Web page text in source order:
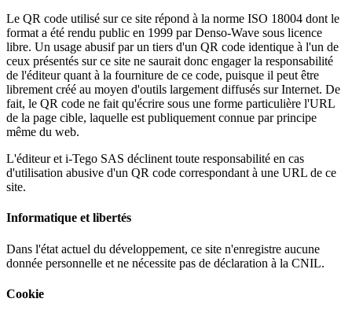
Le QR code utilisé sur ce site répond à la norme ISO 18004 dont le
format a été rendu public en 1999 par Denso-Wave sous licence
libre. Un usage abusif par un tiers d'un QR code identique à l'un de
ceux présentés sur ce site ne saurait donc engager la responsabilité
de l'éditeur quant à la fourniture de ce code, puisque il peut être
librement créé au moyen d'outils largement diffusés sur Internet. De
fait, le QR code ne fait qu'écrire sous une forme particulière l'URL
de la page cible, laquelle est publiquement connue par principe
même du web.
L'éditeur et i-Tego SAS déclinent toute responsabilité en cas
d'utilisation abusive d'un QR code correspondant à une URL de ce
site.
Informatique et libertés
Dans l'état actuel du développement, ce site n'enregistre aucune
donnée personnelle et ne nécessite pas de déclaration à la CNIL.
Cookie